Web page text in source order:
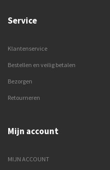
Service
Klantenservice
Bestellen en veilig betalen
Bezorgen
Retourneren
Mijn account
MIJN ACCOUNT